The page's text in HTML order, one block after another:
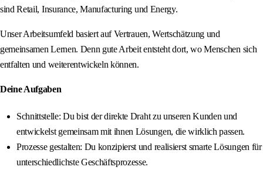
sind Retail, Insurance, Manufacturing und Energy.
Unser Arbeitsumfeld basiert auf Vertrauen, Wertschätzung und
gemeinsamen Lernen. Denn gute Arbeit entsteht dort, wo Menschen sich
entfalten und weiterentwickeln können.
Deine Aufgaben
Schnittstelle: Du bist der direkte Draht zu unseren Kunden und
entwickelst gemeinsam mit ihnen Lösungen, die wirklich passen.
Prozesse gestalten: Du konzipierst und realisierst smarte Lösungen für
unterschiedlichste Geschäftsprozesse.